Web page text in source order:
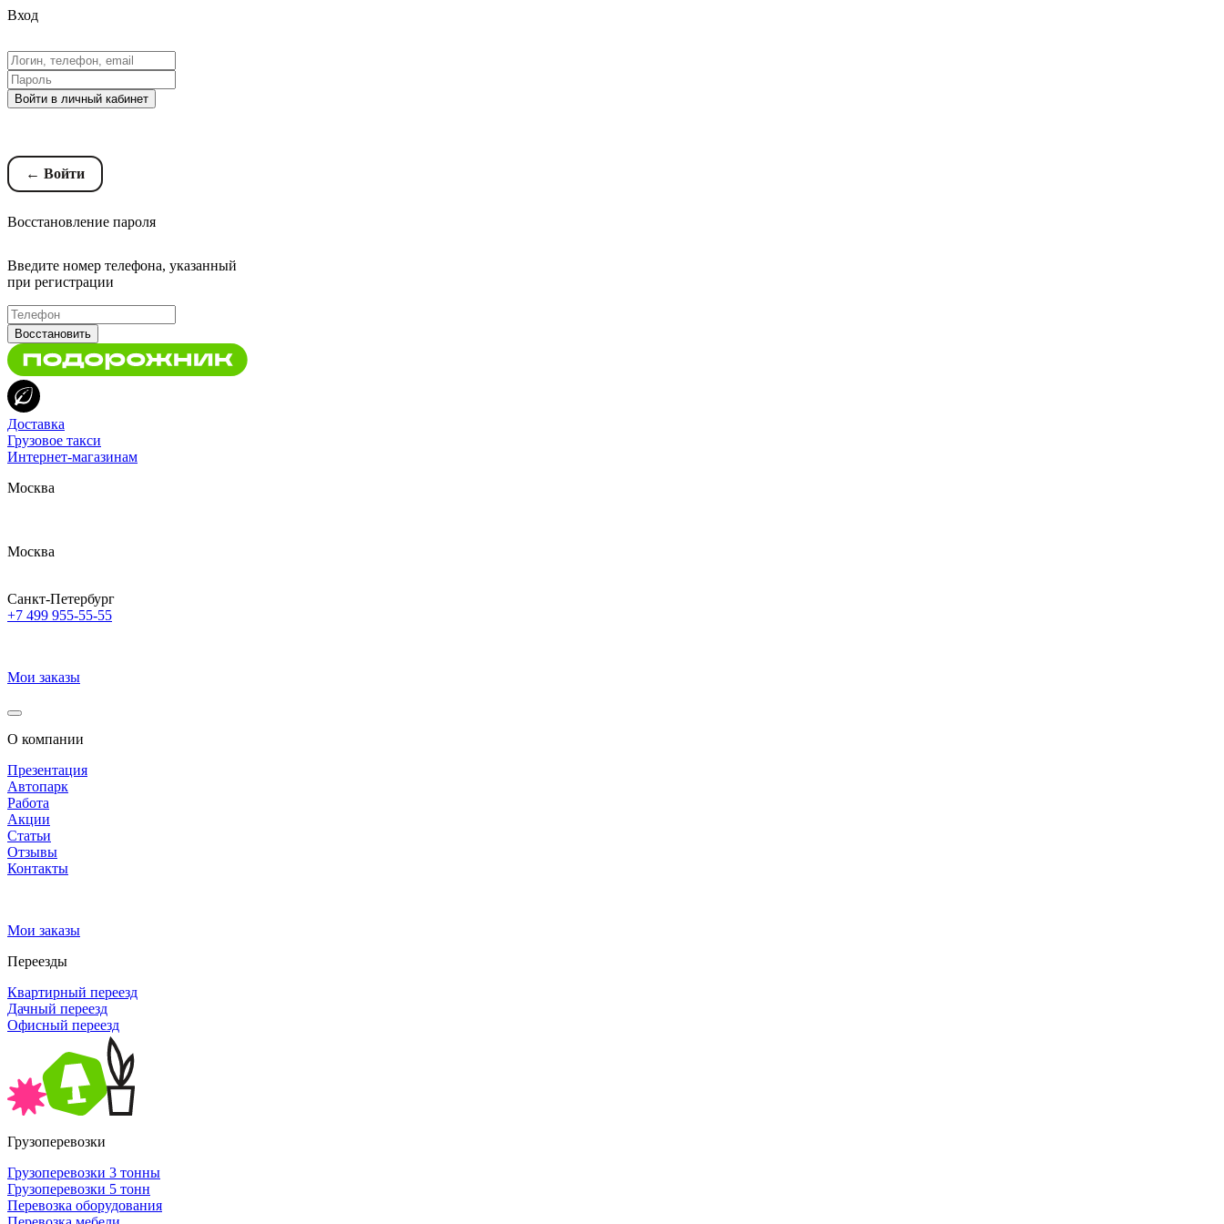
Вход
Войти в личный кабинет
← Войти
Восстановление пароля
Введите номер телефона, указанный
при регистрации
Восстановить
Доставка
Грузовое такси
Интернет-магазинам
Москва
Москва
Санкт-Петербург
+7 499 955-55-55
Мои заказы
О компании
Презентация
Автопарк
Работа
Акции
Статьи
Отзывы
Контакты
Мои заказы
Переезды
Квартирный переезд
Дачный переезд
Офисный переезд
Грузоперевозки
Грузоперевозки 3 тонны
Грузоперевозки 5 тонн
Перевозка оборудования